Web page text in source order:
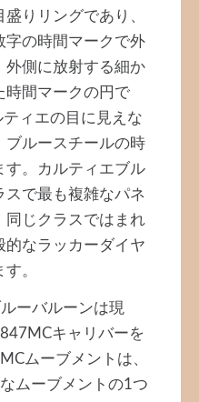
りリングであり、
字の時間マークで外
外側に放射する細か
時間マークの円で
ィエの目に見えな
ブルースチールの時
す。カルティエブル
スで最も複雑なパネ
同じクラスではまれ
的なラッカーダイヤ
。
ーバルーンは現
キャリバーを
ムーブメントは、
ムーブメントの1つ